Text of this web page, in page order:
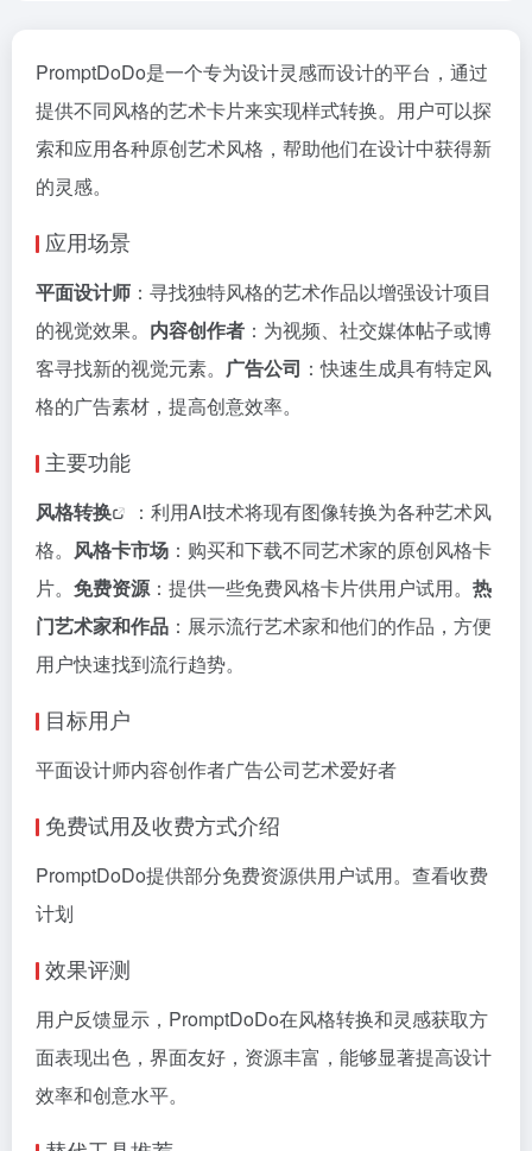
PromptDoDo是一个专为设计灵感而设计的平台，通过
提供不同风格的艺术卡片来实现样式转换。用户可以探
索和应用各种原创艺术风格，帮助他们在设计中获得新
的灵感。
应用场景
平面设计师 ：寻找独特风格的艺术作品以增强设计项目
的视觉效果。 内容创作者 ：为视频、社交媒体帖子或博
客寻找新的视觉元素。 广告公司 ：快速生成具有特定风
格的广告素材，提高创意效率。
主要功能
风格转换
：利用AI技术将现有图像转换为各种艺术风
格。 风格卡市场 ：购买和下载不同艺术家的原创风格卡
片。 免费资源：提供一些免费风格卡片供用户试用。 热
门艺术家和作品 ：展示流行艺术家和他们的作品，方便
用户快速找到流行趋势。
目标用户
平面设计师内容创作者广告公司艺术爱好者
免费试用及收费方式介绍
PromptDoDo提供部分免费资源供用户试用。查看收费
计划
效果评测
用户反馈显示，PromptDoDo在风格转换和灵感获取方
面表现出色，界面友好，资源丰富，能够显著提高设计
效率和创意水平。